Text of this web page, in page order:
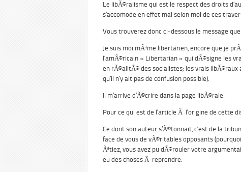
Le libÃ©ralisme qui est le respect des droits
s’accomode en effet mal selon moi de ces
Vous trouverez donc ci-dessous le message
Je suis moi mÃªme libertarien, encore que je
l’amÃ©ricain « Libertarian » qui dÃ©signe les
en rÃ©alitÃ© des socialistes; les vrais
qu’il n’y ait pas de confusion possible).
Il m’arrive d’Ã©crire dans la page libÃ©rale.
Pour ce qui est de l’article Ã l’origine de cette
Ce dont son auteur s’Ã©tonnait, c’est de la
face de vous de vÃ©ritables opposants
Ãªtiez, vous avez pu dÃ©rouler votre
eu des choses Ã reprendre.